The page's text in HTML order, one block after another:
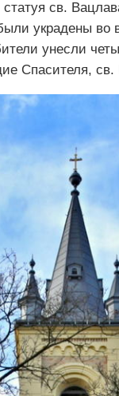
св.
украдены во
унесли
Спасителя,